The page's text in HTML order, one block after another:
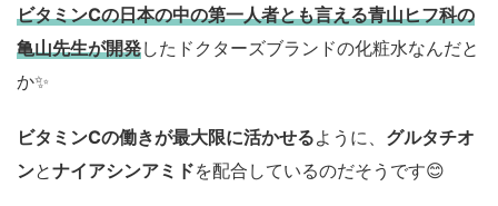
ビタミンCの日本の中の第一人者とも言える青山ヒフ科の
亀山先生が開発したドクターズブランドの化粧水なんだと
か✨
ビタミンCの働きが最大限に活かせるように、 グルタチオ
ンとナイアシンアミドを配合しているのだそうです😊